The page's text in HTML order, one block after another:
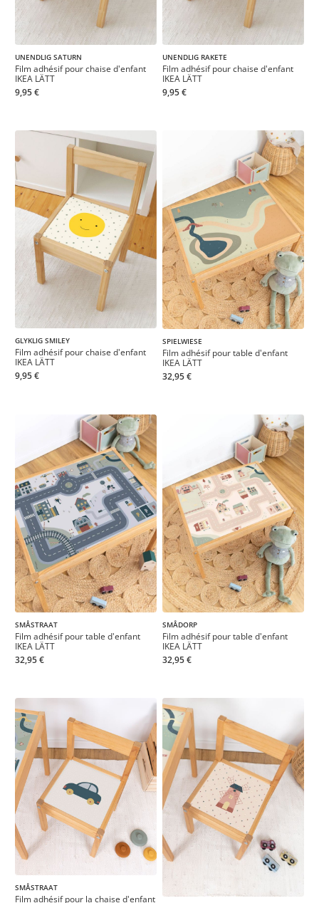
UNENDLIG SATURN
Film adhésif pour chaise d'enfant
IKEA LÄTT
9,95 €
UNENDLIG RAKETE
Film adhésif pour chaise d'enfant
IKEA LÄTT
9,95 €
GLYKLIG SMILEY
Film adhésif pour chaise d'enfant
IKEA LÄTT
9,95 €
SPIELWIESE
Film adhésif pour table d'enfant
IKEA LÄTT
32,95 €
SMÅSTRAAT
Film adhésif pour table d'enfant
IKEA LÄTT
32,95 €
SMÅDORP
Film adhésif pour table d'enfant
IKEA LÄTT
32,95 €
SMÅSTRAAT
Film adhésif pour la chaise d'enfant